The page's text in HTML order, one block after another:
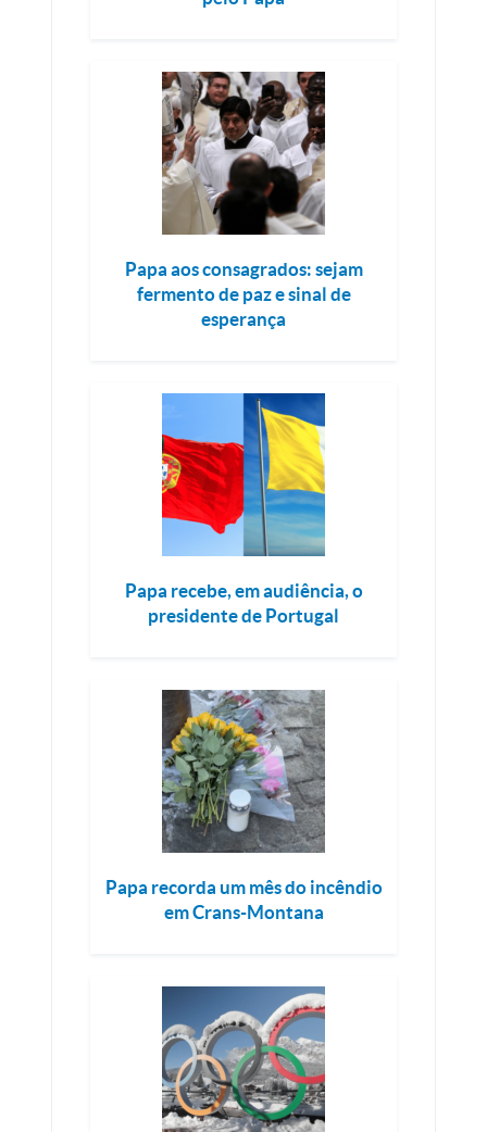
Papa aos consagrados: sejam
fermento de paz e sinal de
esperança
Papa recebe, em audiência, o
presidente de Portugal
Papa recorda um mês do incêndio
em Crans-Montana